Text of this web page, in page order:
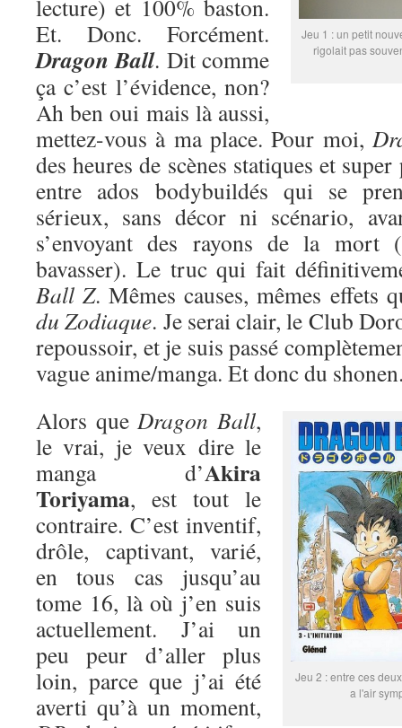
Jeu 1 : un petit
rigolait pas
lecture) et 100% baston.
Et. Donc. Forcément.
Dragon Ball. Dit comme
ça c’est l’évidence, non?
Ah ben oui mais là aussi,
mettez-vous à ma place. Pour moi,
des heures de scènes statiques et
entre ados bodybuildés qui se
sérieux, sans décor ni scénario,
s’envoyant des rayons de la mort
bavasser). Le truc qui fait
Ball Z. Mêmes causes, mêmes effets
du Zodiaque. Je serai clair, le Club
repoussoir, et je suis passé
vague anime/manga. Et donc du
Jeu 2 : entre ces
a l'air
Alors queDragon Ball,
le vrai, je veux dire le
manga d’Akira
Toriyama, est tout le
contraire. C’est inventif,
drôle, captivant, varié,
en tous cas jusqu’au
tome 16, là où j’en suis
actuellement. J’ai un
peu peur d’aller plus
loin, parce que j’ai été
averti qu’à un moment,